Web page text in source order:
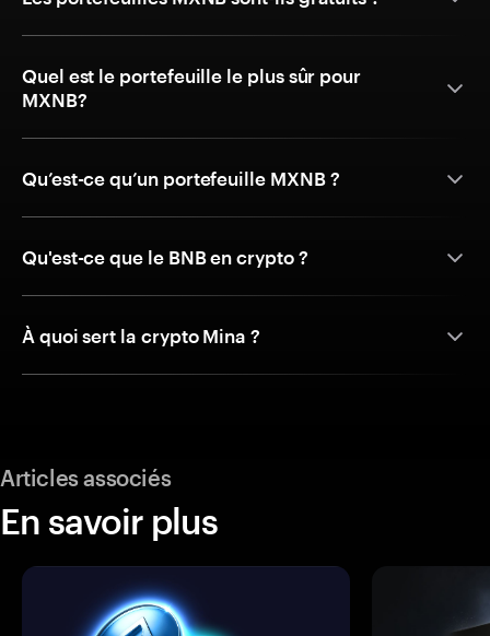
Quel est le portefeuille le plus sûr pour
MXNB?
Qu’est-ce qu’un portefeuille MXNB ?
Qu'est-ce que le BNB en crypto ?
À quoi sert la crypto Mina ?
Articles associés
En savoir plus